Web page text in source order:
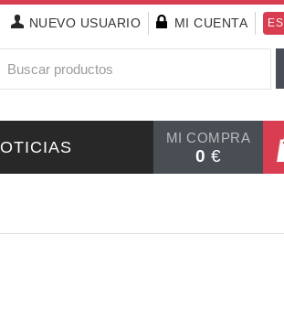
NUEVO USUARIO MI CUENTA ES
MI COMPRA
0 €